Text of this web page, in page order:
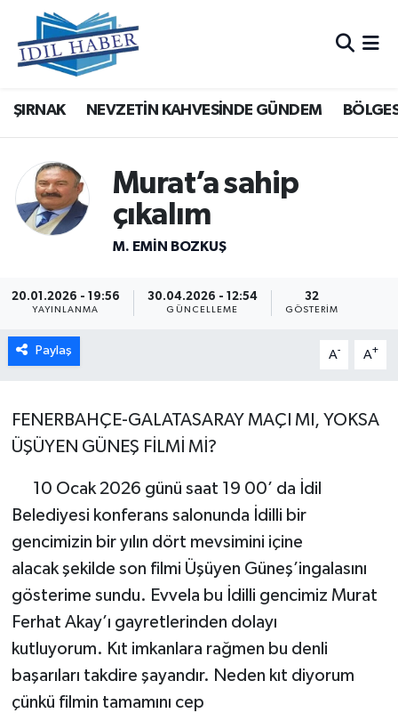
ŞIRNAK NEVZETİN KAHVESİNDE GÜNDEM
Murat’a sahip
çıkalım
M. EMIN BOZKUŞ
20.01.2026 - 19:56
YAYINLANMA
30.04.2026 - 12:54
GÜNCELLEME
32
GÖSTERIM
Paylaş A- A+
FENERBAHÇE-GALATASARAY MAÇI MI, YOKSA
ÜŞÜYEN GÜNEŞ FİLMİ Mİ?
10 Ocak 2026 günü saat 19 00’ da İdil
Belediyesi konferans salonunda İdilli bir
gencimizin bir yılın dört mevsimini içine
alacak şekilde son filmi Üşüyen Güneş’ingalasını
gösterime sundu. Evvela bu İdilli gencimiz Murat
Ferhat Akay’ı gayretlerinden dolayı
kutluyorum. Kıt imkanlara rağmen bu denli
başarıları takdire şayandır. Neden kıt diyorum
çünkü filmin tamamını cep
Nöbetçi Eczaneler
Hava Durumu
Trafik Durumu
Süper Lig Puan Durumu ve Fikstür
Tüm Manşetler
Son Dakika Haberleri
Haber Arşivi